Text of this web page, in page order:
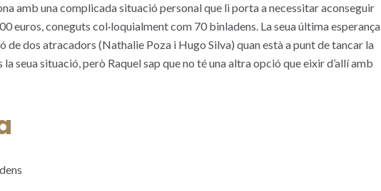
amb una complicada situació personal que li porta a necessitar aconseguir
euros, coneguts col·loquialment com 70 binladens. La seua última esperança
de dos atracadors (Nathalie Poza i Hugo Silva) quan està a punt de tancar la
seua situació, però Raquel sap que no té una altra opció que eixir d’allí amb